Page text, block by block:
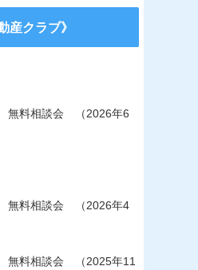
産クラブ》
無料相談会 （2026年6
無料相談会 （2026年4
無料相談会 （2025年11